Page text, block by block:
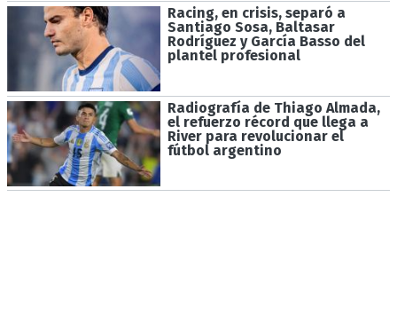
Racing, en crisis, separó a
Santiago Sosa, Baltasar
Rodríguez y García Basso del
plantel profesional
Radiografía de Thiago Almada,
el refuerzo récord que llega a
River para revolucionar el
fútbol argentino